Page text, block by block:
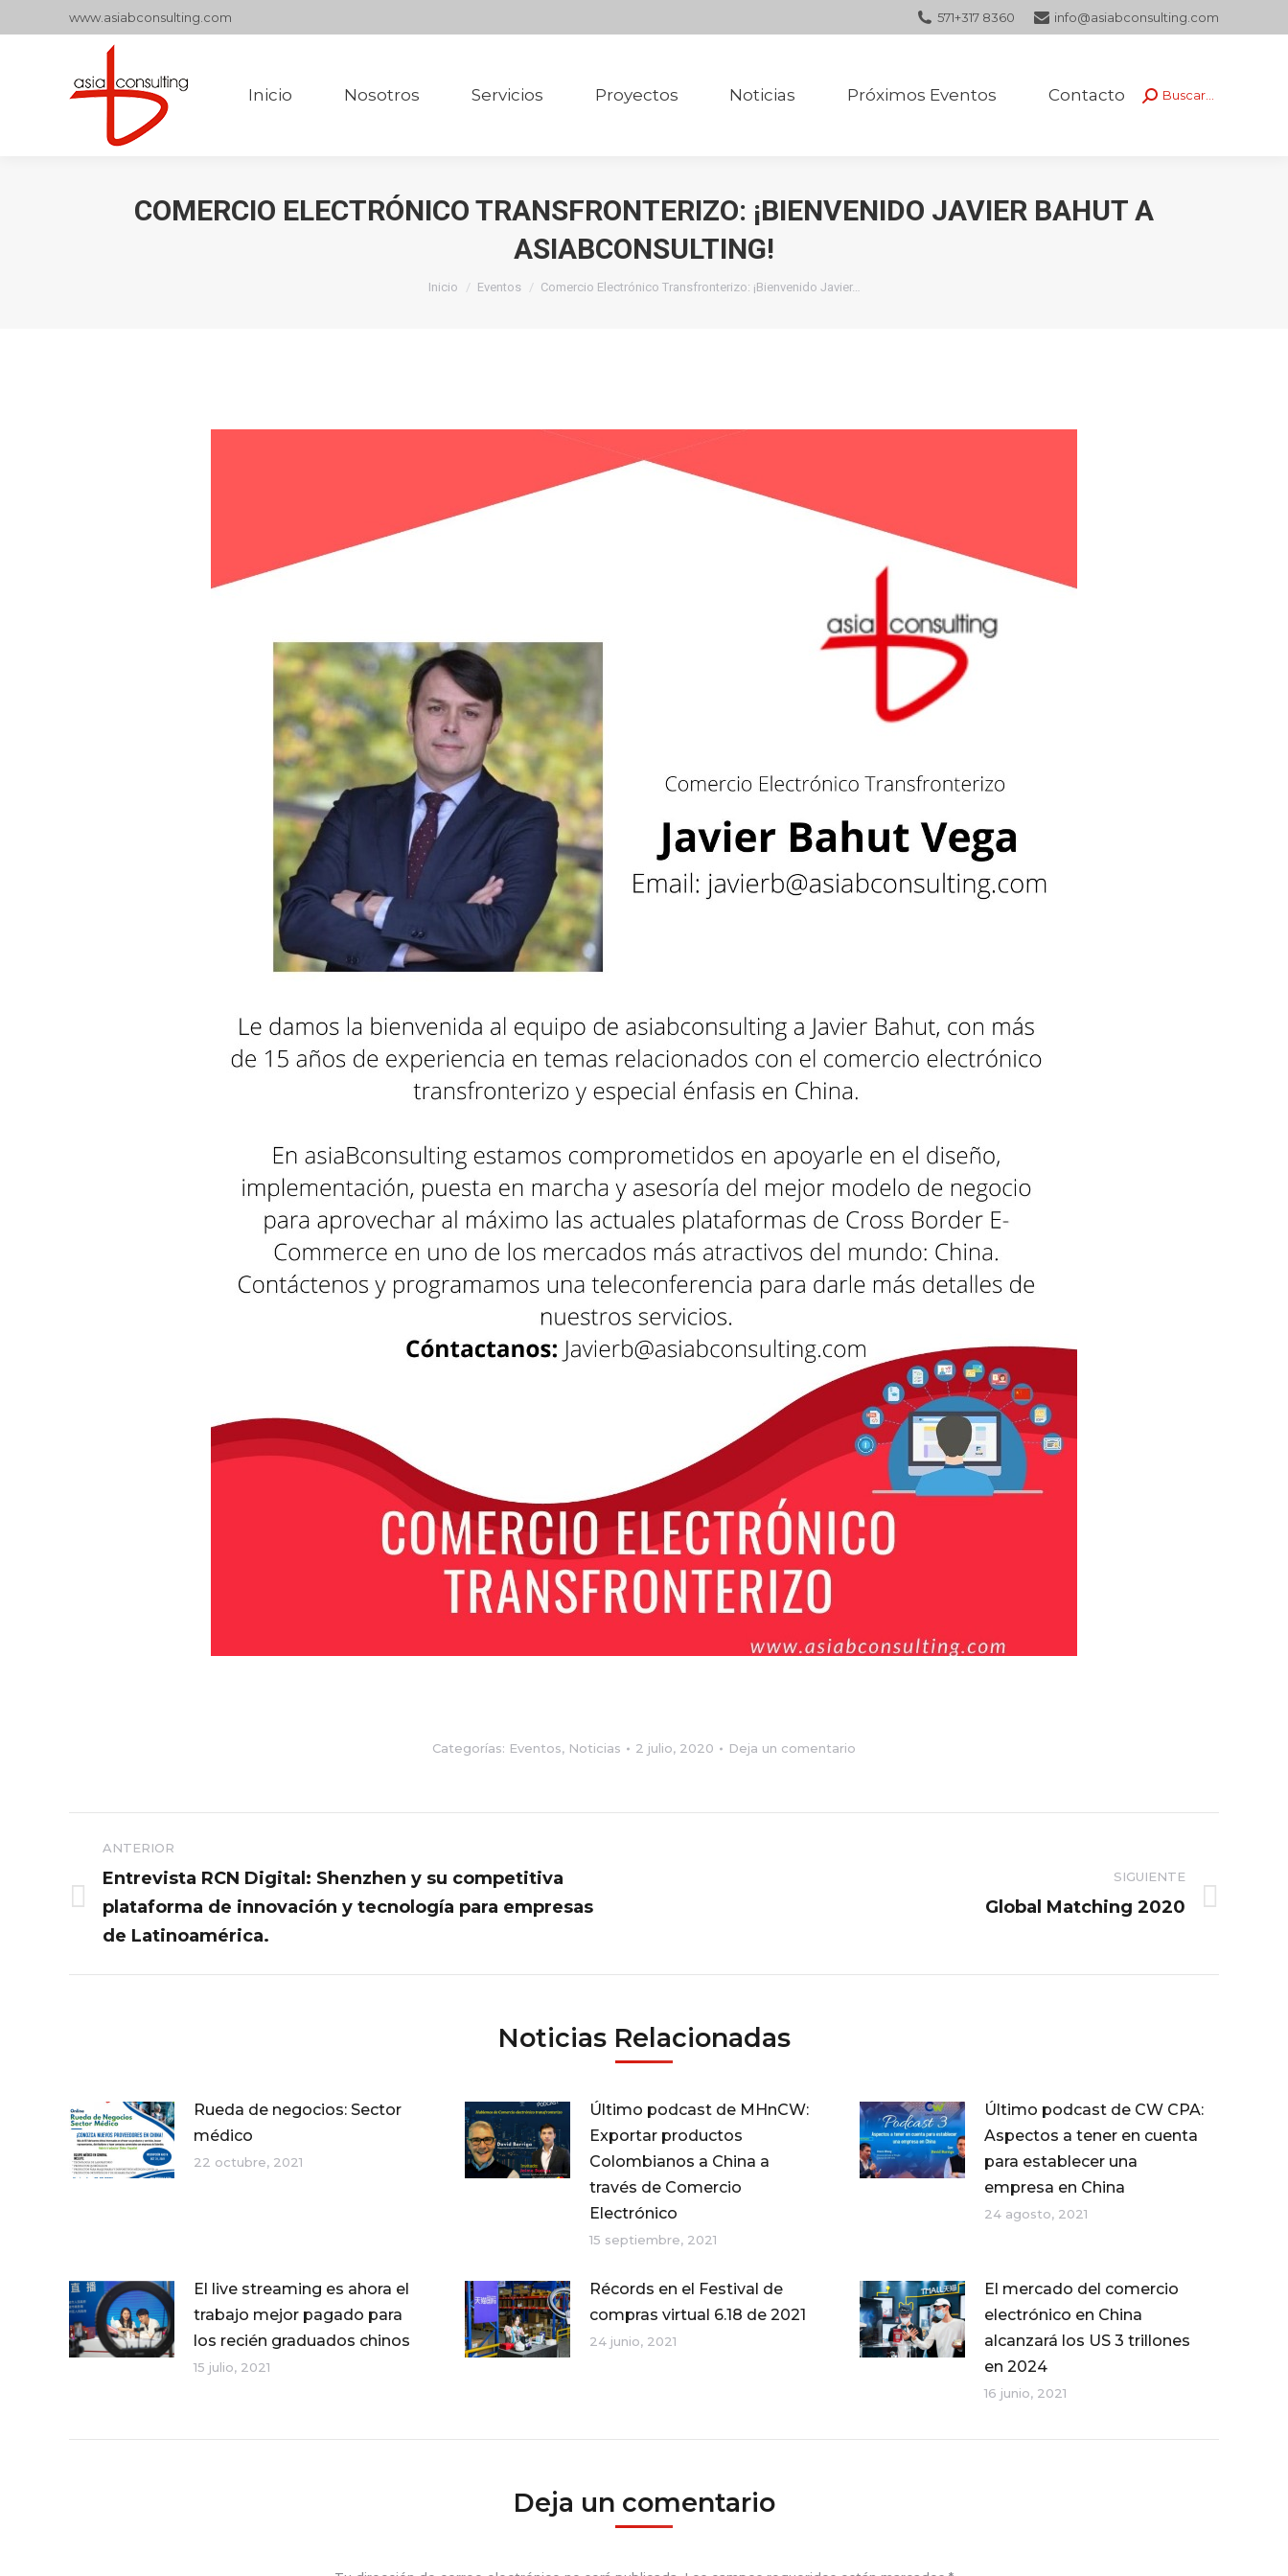
www.asiabconsulting.com 571+317 8360 info@asiabconsulting.com
Inicio Nosotros Servicios Proyectos Noticias Próximos Eventos Contacto Buscar:
Buscar...
COMERCIO ELECTRÓNICO TRANSFRONTERIZO: ¡BIENVENIDO JAVIER BAHUT A
ASIABCONSULTING!
Estás aquí:
Inicio Eventos Comercio Electrónico Transfronterizo: ¡Bienvenido Javier…
Categorías: Eventos, Noticias 2 julio, 2020 Deja un comentario
Navegación
entre
publicaciones
ANTERIOR
Publicación
anterior:
Entrevista RCN Digital: Shenzhen y su competitiva
plataforma de innovación y tecnología para empresas
de Latinoamérica.
SIGUIENTE
Global Matching 2020
Noticias Relacionadas
Rueda de negocios: Sector
médico
22 octubre, 2021
Último podcast de MHnCW:
Exportar productos
Colombianos a China a
través de Comercio
Electrónico
15 septiembre, 2021
Último podcast de CW CPA:
Aspectos a tener en cuenta
para establecer una
empresa en China
24 agosto, 2021
El live streaming es ahora el
trabajo mejor pagado para
los recién graduados chinos
15 julio, 2021
Récords en el Festival de
compras virtual 6.18 de 2021
24 junio, 2021
El mercado del comercio
electrónico en China
alcanzará los US 3 trillones
en 2024
16 junio, 2021
Deja un comentario